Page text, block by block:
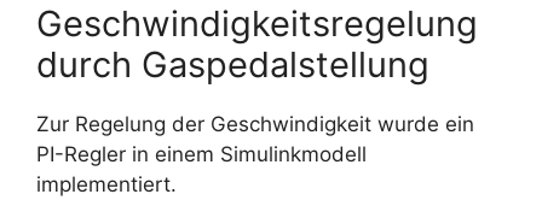
Geschwindigkeitsregelung
durch Gaspedalstellung
Zur Regelung der Geschwindigkeit wurde ein
PI-Regler in einem Simulinkmodell
implementiert.